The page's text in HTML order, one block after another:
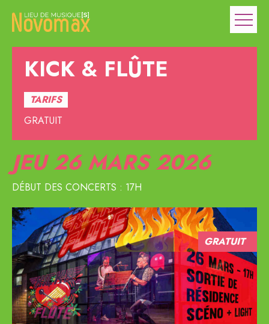
KICK & FLÛTE
TARIFS
GRATUIT
JEU 26MARS 2026
DÉBUT DES CONCERTS : 17H
GRATUIT